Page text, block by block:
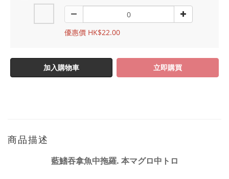
優惠價 HK$22.00
加入購物車 立即購買
商品描述
藍鰭吞拿魚中拖羅. 本マグロ中トロ